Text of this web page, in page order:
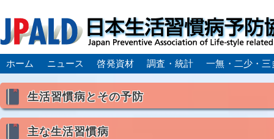
ホーム ニュース 啓発資材 調査・統計 一無・二少・三
生活習慣病とその予防
主な生活習慣病